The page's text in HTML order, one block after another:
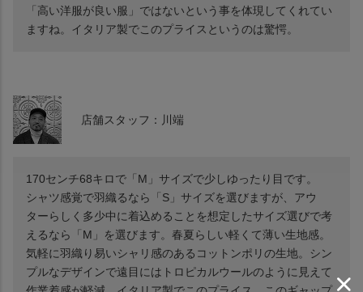
「高い洋服が良い服」ではないという事を体現してくれてい
ますね。イタリア製でこのプライスというのは驚愕。
店舗スタッフ：川端
170センチ68キロで「M」サイズで少しゆったり目です。
シャツ感覚で羽織るなら「S」サイズを選びますが、アウ
ターらしく多少中に着込めることを想定したサイズ選びで考
えるなら「M」を選びます。春夏らしい軽くて薄い生地感。
気軽に羽織り易いシャリ感のあるコットンポリの生地。シン
プルなデザインで遠目にはトロピカルウールのように見えて